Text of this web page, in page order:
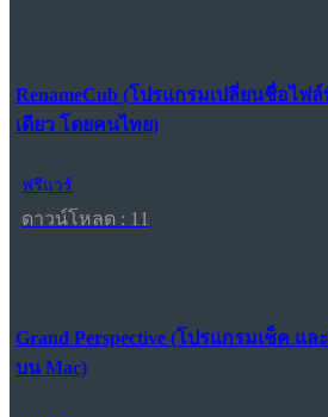
RenameCub (โปรแกรมเปลี่ยนชื่อไฟ
เดียว โดยคนไทย)
ฟรีแวร์
ดาวน์โหลด : 11
Grand Perspective (โปรแกรมเช็ค แ
บน Mac)